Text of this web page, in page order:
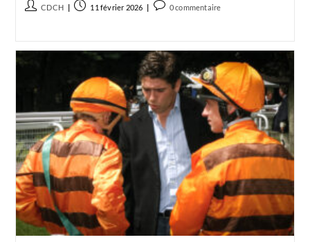
Comment
Prometteur
Grâce
Aux
Enjeux
Auteur/autrice
publication :
CDCH
Publication
11 février 2026
Commentaires
publication :
0 commentaire